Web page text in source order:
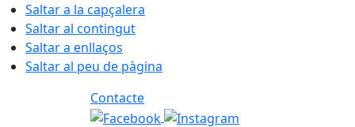
Saltar a la capçalera
Saltar al contingut
Saltar a enllaços
Saltar al peu de pàgina
Contacte